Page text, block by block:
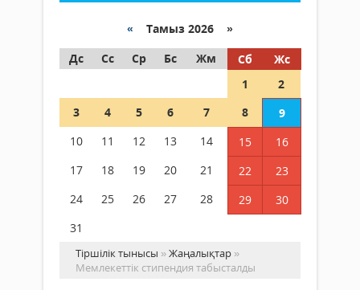
« Тамыз 2026 »
Дс
Сс Ср Бс Жм Сб
Жс
1
2
3
4 5 6 7 8
9
10
11 12 13 14 15
16
17
18 19 20 21 22
23
24
25 26 27 28 29
30
31
Тіршілік тынысы »Жаңалықтар »
Мемлекеттік стипендия табысталды